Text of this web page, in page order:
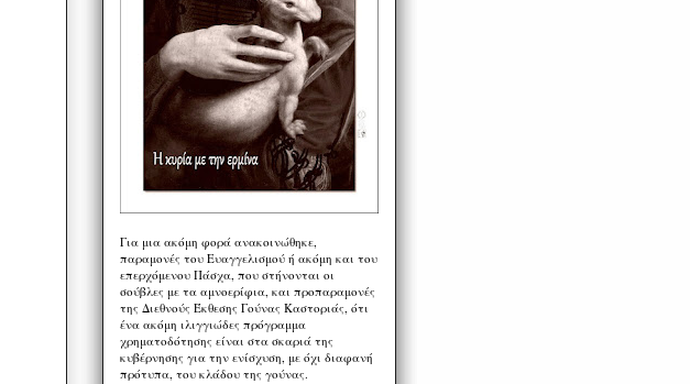
Για μια ακόμη φορά ανακοινώθηκε,
παραμονές του Ευαγγελισμού ή ακόμη και του
επερχόμενου Πάσχα, που στήνονται οι
σούβλες με τα αμνοερίφια, και προπαραμονές
της Διεθνούς Έκθεσης Γούνας Καστοριάς, ότι
ένα ακόμη ιλιγγιώδες πρόγραμμα
χρηματοδότησης είναι στα σκαριά της
κυβέρνησης για την ενίσχυση, με όχι διαφανή
πρότυπα, του κλάδου της γούνας.